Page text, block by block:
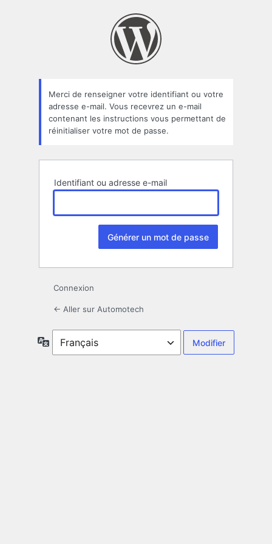
oublié
Merci de renseigner votre identifiant ou votre
adresse e-mail. Vous recevrez un e-mail
contenant les instructions vous permettant de
réinitialiser votre mot de passe.
Identifiant ou adresse e-mail
Connexion
← Aller sur Automotech
Langue